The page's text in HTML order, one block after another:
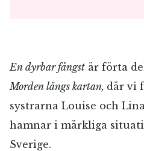
E-post*
En dyrbar fångst är förta
Morden längs kartan, där vi
systrarna Louise och
hamnar i märkliga
Sverige.